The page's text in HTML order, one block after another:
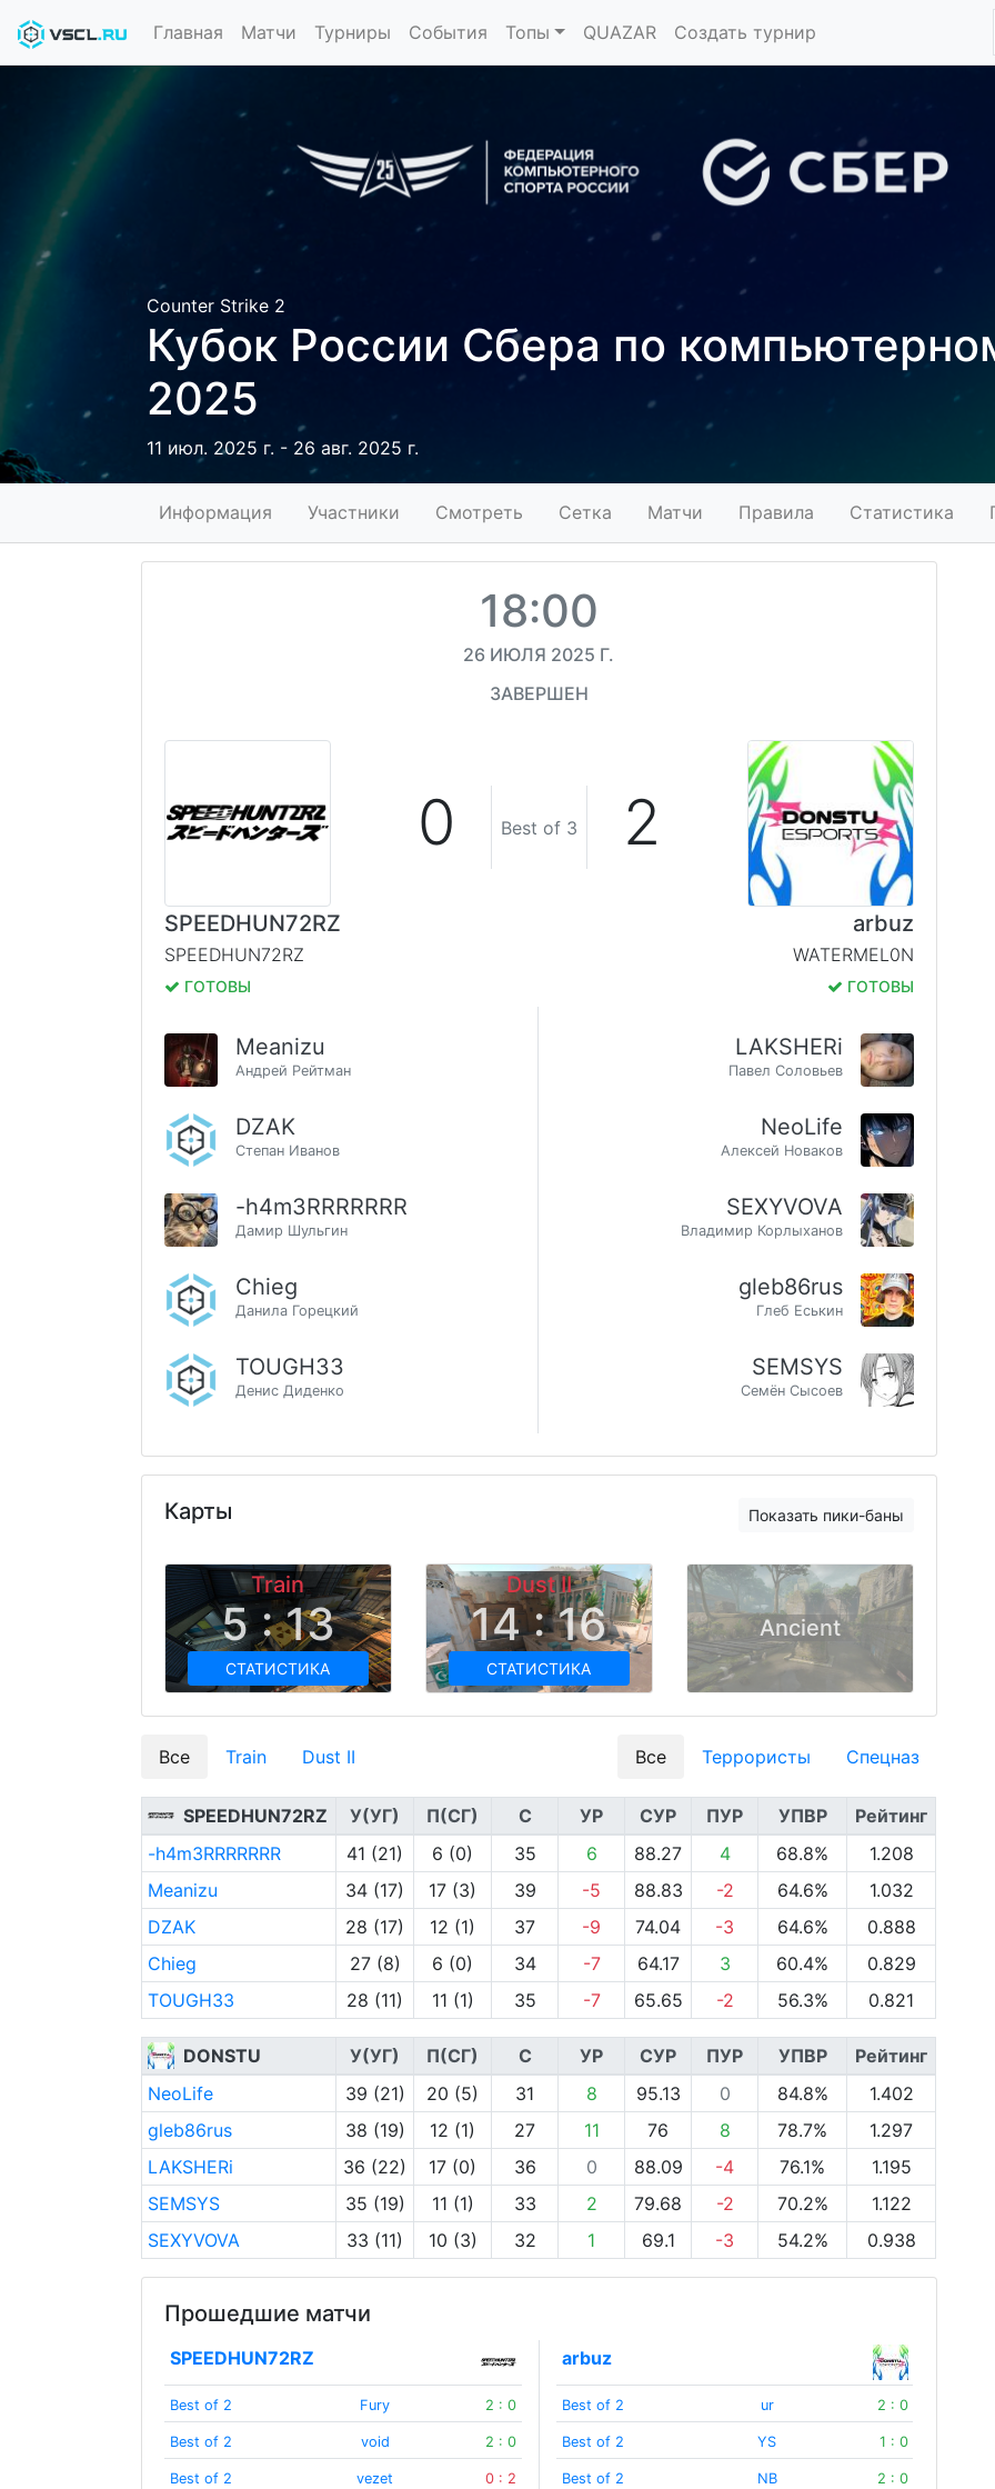
Главная Матчи Турниры События Топы QUAZAR Создать турнир
Counter Strike 2
Кубок России Сбера по
2025
11 июл. 2025 г. - 26 авг. 2025 г.
Информация Участники Смотреть Сетка Матчи Правила Статистика
18:00
26 ИЮЛЯ 2025 Г.
ЗАВЕРШЕН
0 Best of 3 2
SPEEDHUN72RZ
SPEEDHUN72RZ
ГОТОВЫ
arbuz
WATERMEL0N
ГОТОВЫ
Meanizu
Андрей Рейтман
DZAK
Степан Иванов
-h4m3RRRRRRR
Дамир Шульгин
Chieg
Данила Горецкий
TOUGH33
Денис Диденко
LAKSHERi
Павел Соловьев
NeoLife
Алексей Новаков
SEXYVOVA
Владимир Корлыханов
gleb86rus
Глеб Еськин
SEMSYS
Семён Сысоев
Карты Показать пики-баны
Train
5 : 13
СТАТИСТИКА
Dust II
14 : 16
СТАТИСТИКА
Ancient
Все Train Dust II Все Террористы Спецназ
SPEEDHUN72RZ У(УГ) П(СГ) С УР СУР ПУР УПВР
Рейтинг
-h4m3RRRRRRR
41 (21) 6 (0) 35 6 88.27 4 68.8%
1.208
Meanizu
34 (17) 17 (3) 39 -5 88.83 -2 64.6%
1.032
DZAK
28 (17) 12 (1) 37 -9 74.04 -3 64.6%
0.888
Chieg
27 (8) 6 (0) 34 -7 64.17 3 60.4%
0.829
TOUGH33
28 (11) 11 (1) 35 -7 65.65 -2 56.3% 0.821
DONSTU У(УГ) П(СГ) С УР СУР ПУР УПВР
Рейтинг
NeoLife
39 (21) 20 (5) 31 8 95.13 0 84.8%
1.402
gleb86rus
38 (19) 12 (1) 27 11 76 8 78.7%
1.297
LAKSHERi
36 (22) 17 (0) 36 0 88.09 -4 76.1%
1.195
SEMSYS
35 (19) 11 (1) 33 2 79.68 -2 70.2%
1.122
SEXYVOVA
33 (11) 10 (3) 32 1 69.1 -3 54.2% 0.938
Прошедшие матчи
SPEEDHUN72RZ
Best of 2 Fury 2 : 0
Best of 2 void 2 : 0
Best of 2 vezet 0 : 2
arbuz
Best of 2 ur 2 : 0
Best of 2 YS 1 : 0
Best of 2 NB 2 : 0